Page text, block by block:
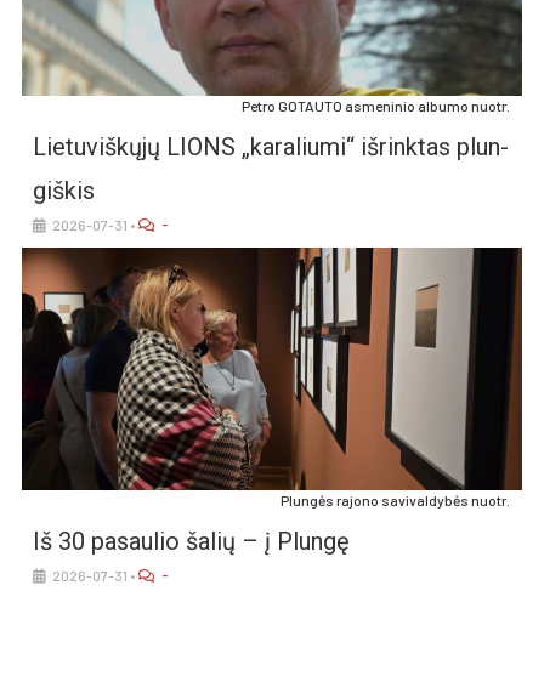
Pet­ro GO­TAU­TO as­me­ni­nio al­bu­mo nuo­tr.
Lie­tu­viš­kų­jų LIONS „ka­ra­liu­mi“ iš­rink­tas plun­
giš­kis
2026-07-31 • -
Plun­gės ra­jo­no sa­vi­val­dy­bės nuo­tr.
Iš 30 pa­sau­lio ša­lių – į Plun­gę
2026-07-31 • -